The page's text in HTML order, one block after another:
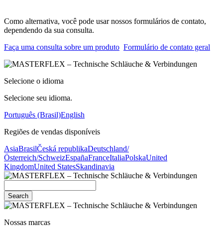
Como alternativa, você pode usar nossos formulários de contato,
dependendo da sua consulta.
Faça uma consulta sobre um produto Formulário de contato geral
Selecione o idioma
Selecione seu idioma.
Português (Brasil)English
Regiões de vendas disponíveis
AsiaBrasilČeská republikaDeutschland/
Österreich/SchweizEspañaFranceItaliaPolskaUnited
KingdomUnited StatesSkandinavia
Search
Nossas marcas